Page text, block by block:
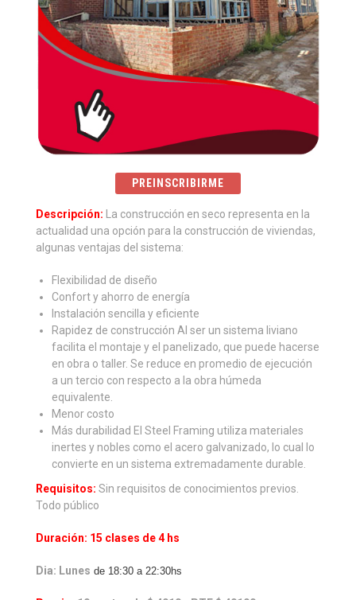
PREINSCRIBIRME
Descripción:
La construcción en seco representa en la
actualidad una opción para la construcción de viviendas,
algunas ventajas del sistema:
Flexibilidad de diseño
Confort y ahorro de energía
Instalación sencilla y eficiente
Rapidez de construcción Al ser un sistema liviano
facilita el montaje y el panelizado, que puede hacerse
en obra o taller. Se reduce en promedio de ejecución
a un tercio con respecto a la obra húmeda
equivalente.
Menor costo
Más durabilidad El Steel Framing utiliza materiales
inertes y nobles como el acero galvanizado, lo cual lo
convierte en un sistema extremadamente durable.
Requisitos: Sin requisitos de conocimientos previos.
Todo público
Duración: 15 clases de 4 hs
Dia: Lunes de 18:30 a 22:30hs